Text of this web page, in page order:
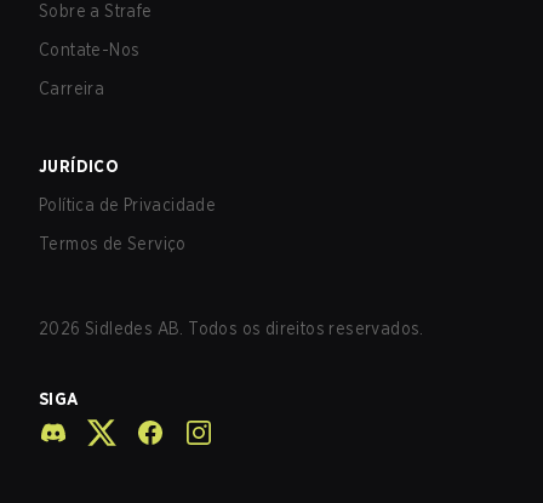
Sobre a Strafe
Contate-Nos
Carreira
JURÍDICO
Política de Privacidade
Termos de Serviço
2026 Sidledes AB. Todos os direitos reservados.
SIGA